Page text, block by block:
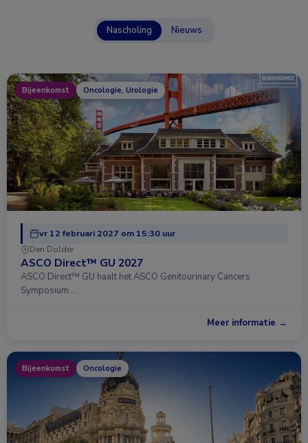
Nascholing Nieuws
Bijeenkomst Oncologie, Urologie
vr 12 februari 2027 om 15:30 uur
Den Dolder
ASCO Direct™ GU 2027
ASCO Direct™ GU haalt het ASCO Genitourinary Cancers
Symposium …
Meer informatie →
Bijeenkomst Oncologie